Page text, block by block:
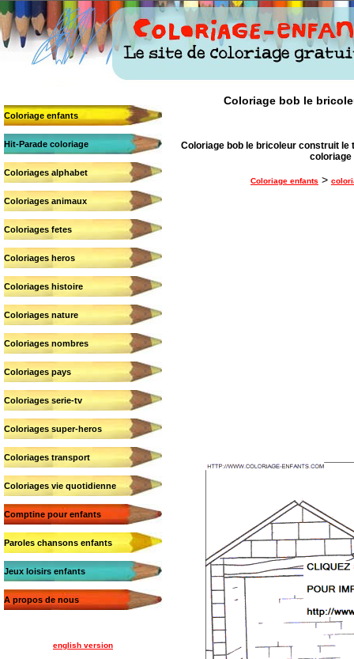
Coloriage enfants
Hit-Parade coloriage
Coloriages alphabet
Coloriages animaux
Coloriages fetes
Coloriages heros
Coloriages histoire
Coloriages nature
Coloriages nombres
Coloriages pays
Coloriages serie-tv
Coloriages super-heros
Coloriages transport
Coloriages vie quotidienne
Comptine pour enfants
Paroles chansons enfants
Jeux loisirs enfants
A propos de nous
english version
Coloriage bob le
Coloriage bob le bricoleur construit
coloriage
Coloriage enfants >